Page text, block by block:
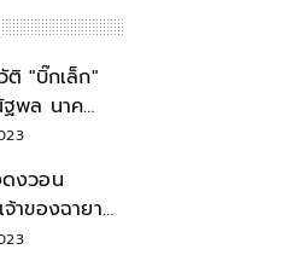
ติ "บิ๊กเล็ก"
พล นาค
กเลขาฯ
ฯ
โหม
งวอน
จ้าของฉายา
ชาติ หลังมี